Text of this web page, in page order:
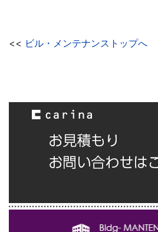
<< ビル・メンテナンストップへ